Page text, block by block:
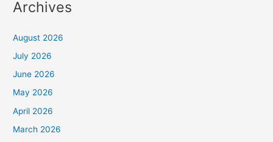
Archives
August 2026
July 2026
June 2026
May 2026
April 2026
March 2026